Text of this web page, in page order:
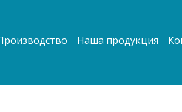
Наша продукция